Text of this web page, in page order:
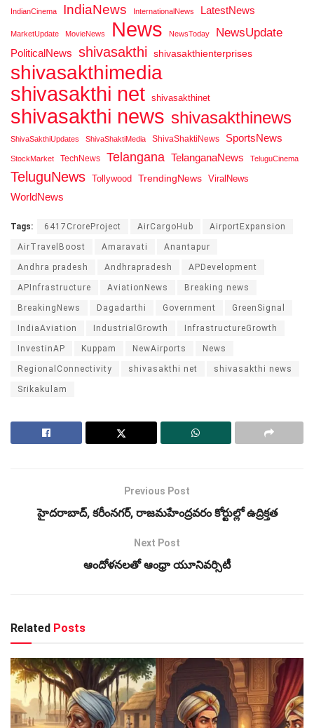
IndianCinema IndiaNews InternationalNews LatestNews
MarketUpdate MovieNews News NewsToday NewsUpdate
PoliticalNews shivasakthi shivasakthienterprises
shivasakthimedia
shivasakthi net shivasakthinet
shivasakthi news shivasakthinews
ShivaSakthiUpdates ShivaShaktiMedia ShivaShaktiNews SportsNews
StockMarket TechNews Telangana TelanganaNews TeluguCinema
TeluguNews Tollywood TrendingNews ViralNews
WorldNews
Tags: 6417CroreProject AirCargoHub AirportExpansion
AirTravelBoost Amaravati Anantapur
Andhra pradesh Andhrapradesh APDevelopment
APInfrastructure AviationNews Breaking news
BreakingNews Dagadarthi Government GreenSignal
IndiaAviation IndustrialGrowth InfrastructureGrowth
InvestinAP Kuppam NewAirports News
RegionalConnectivity shivasakthi net shivasakthi news
Srikakulam
Previous Post
హైదరాబాద్‌, కరీంనగర్‌, రాజమహేంద్రవరం కోర్టుల్లో ఉద్రిక్తత
Next Post
ఆందోళనలతో ఆంధ్రా యూనివర్సిటీ
Related Posts